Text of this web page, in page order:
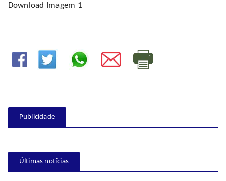
Download Imagem 1
Publicidade
Últimas notícias